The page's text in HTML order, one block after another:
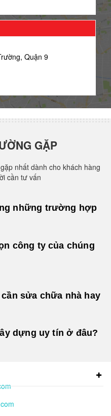
Quận 9
GẶP
nhất dành cho khách hàng
cần tư vấn
những trường hợp
công ty của chúng
sửa chữa nhà hay
dựng uy tín ở đâu?